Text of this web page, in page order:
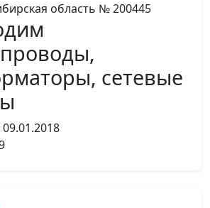
область № 200445
сетевые
09.01.2018